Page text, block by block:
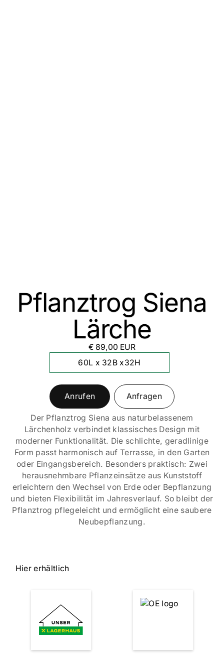
Pflanztrog Siena
Lärche
€ 89,00 EUR
60L x 32B x32H
Anrufen Anfragen
Der Pflanztrog Siena aus naturbelassenem
Lärchenholz verbindet klassisches Design mit
moderner Funktionalität. Die schlichte, geradlinige
Form passt harmonisch auf Terrasse, in den Garten
oder Eingangsbereich. Besonders praktisch: Zwei
herausnehmbare Pflanzeinsätze aus Kunststoff
erleichtern den Wechsel von Erde oder Bepflanzung
und bieten Flexibilität im Jahresverlauf. So bleibt der
Pflanztrog pflegeleicht und ermöglicht eine saubere
Neubepflanzung.
Hier erhältlich